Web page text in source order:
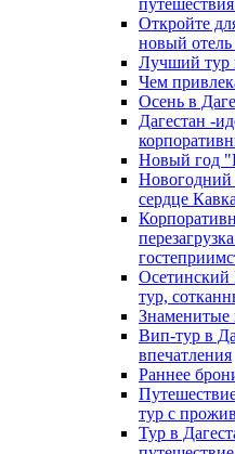
Откройте
новый
Лучший тур
Чем
Осень в
Дагестан -
Новый год
Новогодний
сердце
Осетинский
тур,
Знаменитые
Вип-тур в
впечатления
Раннее
тур с
Тур в